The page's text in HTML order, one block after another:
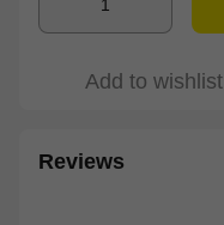
Add to wishlist
Reviews